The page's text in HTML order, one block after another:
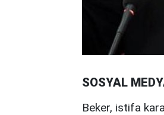
SOSYAL
Beker, istifa